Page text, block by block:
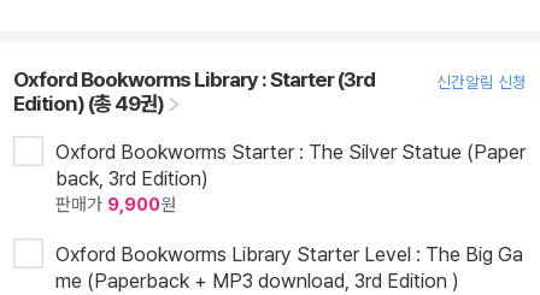
Oxford Bookworms Library : Starter (3rd
Edition) (총 49권)
신간알림 신청
Oxford Bookworms Starter : The Silver Statue (Paper
back, 3rd Edition)
판매가 9,900원
Oxford Bookworms Library Starter Level : The Big Ga
me (Paperback + MP3 download, 3rd Edition )